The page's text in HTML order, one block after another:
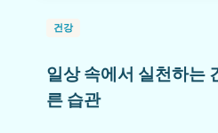
건강
일상 속에서 실천하는
른 습관